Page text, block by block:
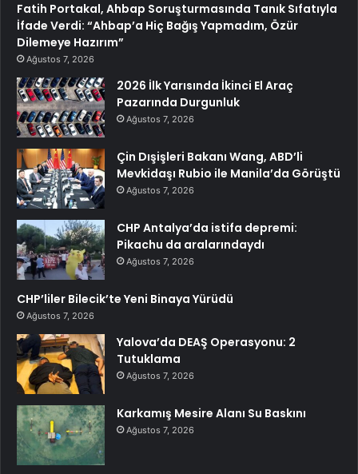
Fatih Portakal, Ahbap Soruşturmasında Tanık Sıfatıyla
İfade Verdi: “Ahbap’a Hiç Bağış Yapmadım, Özür
Dilemeye Hazırım”
Ağustos 7, 2026
2026 İlk Yarısında İkinci El Araç
Pazarında Durgunluk
Ağustos 7, 2026
Çin Dışişleri Bakanı Wang, ABD’li
Mevkidaşı Rubio ile Manila’da Görüştü
Ağustos 7, 2026
CHP Antalya’da istifa depremi:
Pikachu da aralarındaydı
Ağustos 7, 2026
CHP’liler Bilecik’te Yeni Binaya Yürüdü
Ağustos 7, 2026
Yalova’da DEAŞ Operasyonu: 2
Tutuklama
Ağustos 7, 2026
Karkamış Mesire Alanı Su Baskını
Ağustos 7, 2026